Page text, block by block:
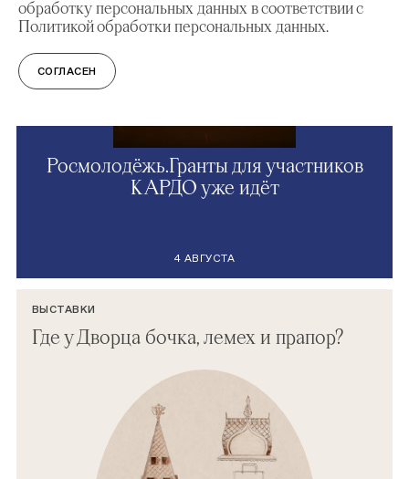
обработку персональных данных в соответствии с
Политикой обработки персональных данных.
СОГЛАСЕН
Росмолодёжь.Гранты для участников
КАРДО уже идёт
4 АВГУСТА
ВЫСТАВКИ
Где у Дворца бочка, лемех и прапор?